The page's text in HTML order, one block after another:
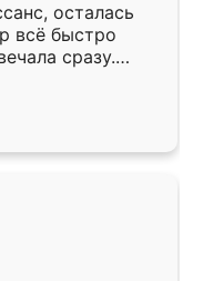
осталась
всё быстро
сразу.
подошёл к
Собрали
даже